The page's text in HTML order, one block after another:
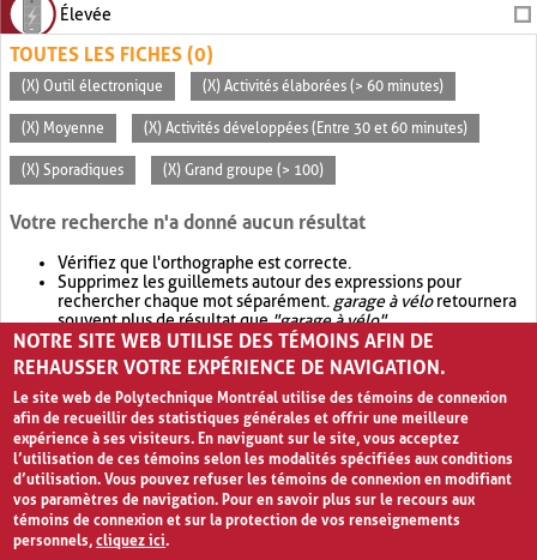
Élevée
TOUTES LES FICHES (0)
(X) Outil électronique (X) Activités élaborées (> 60 minutes)
(X) Moyenne (X) Activités développées (Entre 30 et 60 minutes)
(X) Sporadiques (X) Grand groupe (> 100)
Votre recherche n'a donné aucun résultat
Vérifiez que l'orthographe est correcte.
Supprimez les guillemets autour des expressions pour
rechercher chaque mot séparément. garage à véloretournera
souvent plus de résultat que"garage à vélo".
Envisagez d'élargir votre recherche avec OR.garage OR vélo
retournera souvent plus de résultat quegarage à vélo
NOTRE SITE WEB UTILISE DES TÉMOINS AFIN DE
REHAUSSER VOTRE EXPÉRIENCE DE NAVIGATION.
Le site web de Polytechnique Montréal utilise des témoins de connexion
afin de recueillir des statistiques générales et offrir une meilleure
expérience à ses visiteurs. En naviguant sur le site, vous acceptez
l’utilisation de ces témoins selon les modalités spécifiées aux conditions
d’utilisation. Vous pouvez refuser les témoins de connexion en modifiant
vos paramètres de navigation. Pour en savoir plus sur le recours aux
témoins de connexion et sur la protection de vos renseignements
personnels,cliquez ici.